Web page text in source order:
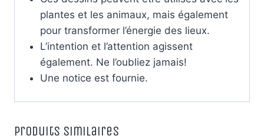
plantes et les animaux, mais également
pour transformer l’énergie des lieux.
L’intention et l’attention agissent
également. Ne l’oubliez jamais!
Une notice est fournie.
Produits similaires